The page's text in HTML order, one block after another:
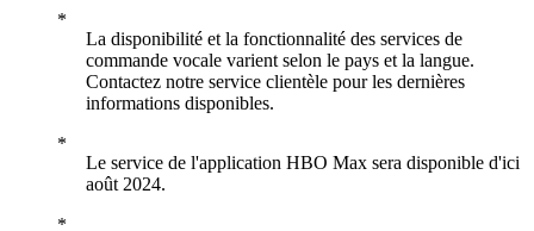
La disponibilité et la fonctionnalité des services de
commande vocale varient selon le pays et la langue.
Contactez notre service clientèle pour les dernières
informations disponibles.
Le service de l'application HBO Max sera disponible d'ici
août 2024.